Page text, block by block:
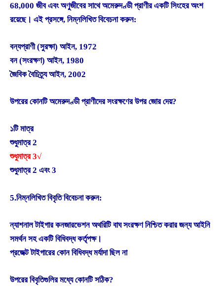
68,000 জীব এবং অণুজীবের সাথে অমেরুদণ্ডী প্রাণীর একটি সিংহের অংশ
রয়েছে। এই প্রসঙ্গে, নিম্নলিখিত বিবেচনা করুন:
বন্যপ্রাণী (সুরক্ষা) আইন, 1972
বন (সংরক্ষণ) আইন, 1980
জৈবিক বৈচিত্র্য আইন, 2002
উপরের কোনটি অমেরুদণ্ডী প্রাণীদের সংরক্ষণের উপর জোর দেয়?
১টি মাত্র
শুধুমাত্র 2
শুধুমাত্র 3√
শুধুমাত্র 2 এবং 3
5.নিম্নলিখিত বিবৃতি বিবেচনা করুন:
ন্যাশনাল টাইগার কনজারভেশন অথরিটি বাঘ সংরক্ষণ নিশ্চিত করার জন্য আইনি
সমর্থন সহ একটি বিধিবদ্ধ কর্তৃপক্ষ।
প্রজেক্ট টাইগারের কোন বিধিবদ্ধ মর্যাদা ছিল না
উপরের বিবৃতিগুলির মধ্যে কোনটি সঠিক?